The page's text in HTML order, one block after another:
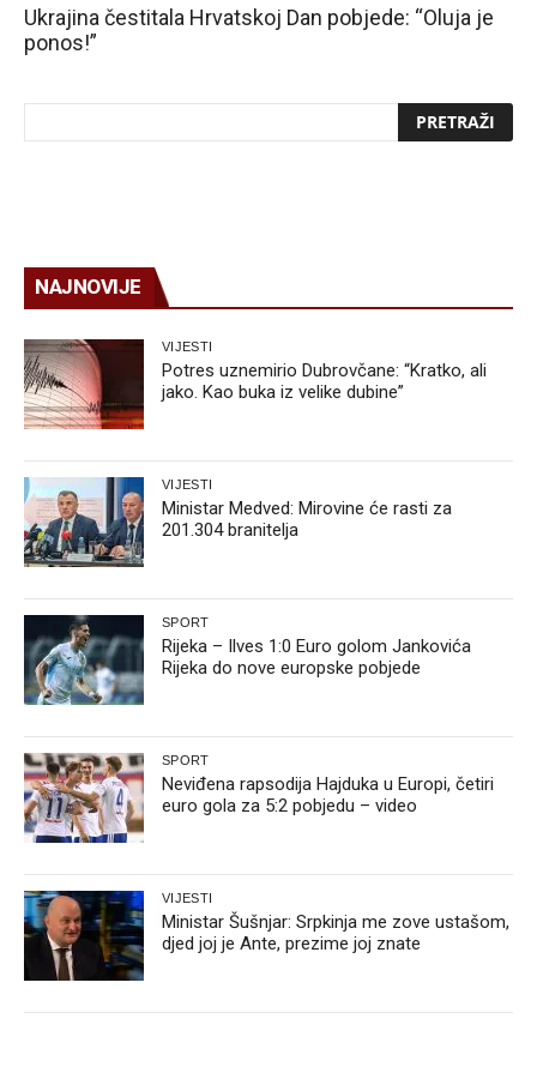
Ukrajina čestitala Hrvatskoj Dan pobjede: “Oluja je
ponos!”
NAJNOVIJE
VIJESTI
Potres uznemirio Dubrovčane: “Kratko, ali
jako. Kao buka iz velike dubine”
VIJESTI
Ministar Medved: Mirovine će rasti za
201.304 branitelja
SPORT
Rijeka – Ilves 1:0 Euro golom Jankovića
Rijeka do nove europske pobjede
SPORT
Neviđena rapsodija Hajduka u Europi, četiri
euro gola za 5:2 pobjedu – video
VIJESTI
Ministar Šušnjar: Srpkinja me zove ustašom,
djed joj je Ante, prezime joj znate